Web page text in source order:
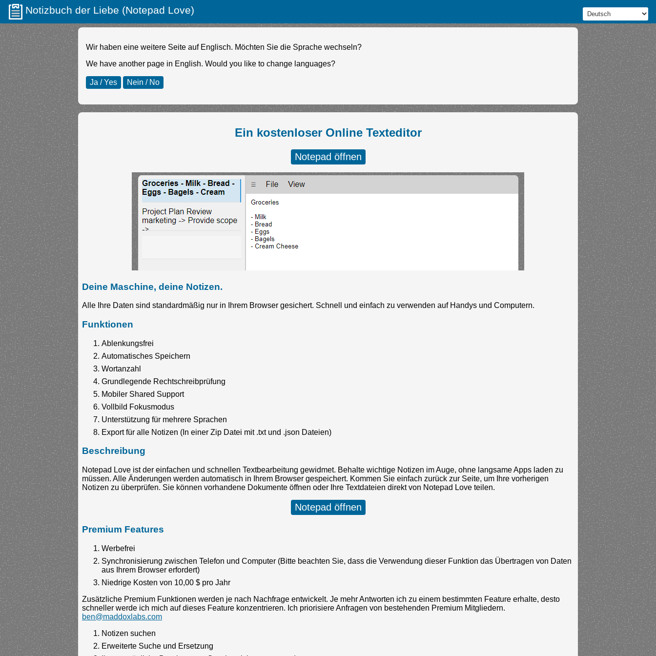
Notizbuch der Liebe (Notepad Love)
Wir haben eine weitere Seite auf Englisch. Möchten Sie die Sprache wechseln?
We have another page in English. Would you like to change languages?
Ja / Yes Nein / No
Ein kostenloser Online Texteditor
Notepad öffnen
Deine Maschine, deine Notizen.
Alle Ihre Daten sind standardmäßig nur in Ihrem Browser gesichert. Schnell und einfach zu verwenden auf Handys und Computern.
Funktionen
Ablenkungsfrei
Automatisches Speichern
Wortanzahl
Grundlegende Rechtschreibprüfung
Mobiler Shared Support
Vollbild Fokusmodus
Unterstützung für mehrere Sprachen
Export für alle Notizen (In einer Zip Datei mit .txt und .json Dateien)
Beschreibung
Notepad Love ist der einfachen und schnellen Textbearbeitung gewidmet. Behalte wichtige Notizen im Auge, ohne langsame Apps laden zu
müssen. Alle Änderungen werden automatisch in Ihrem Browser gespeichert. Kommen Sie einfach zurück zur Seite, um Ihre vorherigen
Notizen zu überprüfen. Sie können vorhandene Dokumente öffnen oder Ihre Textdateien direkt von Notepad Love teilen.
Notepad öffnen
Premium Features
Werbefrei
Synchronisierung zwischen Telefon und Computer (Bitte beachten Sie, dass die Verwendung dieser Funktion das Übertragen von Daten
aus Ihrem Browser erfordert)
Niedrige Kosten von 10,00 $ pro Jahr
Zusätzliche Premium Funktionen werden je nach Nachfrage entwickelt. Je mehr Antworten ich zu einem bestimmten Feature erhalte, desto
schneller werde ich mich auf dieses Feature konzentrieren. Ich priorisiere Anfragen von bestehenden Premium Mitgliedern.
ben@maddoxlabs.com
Notizen suchen
Erweiterte Suche und Ersetzung